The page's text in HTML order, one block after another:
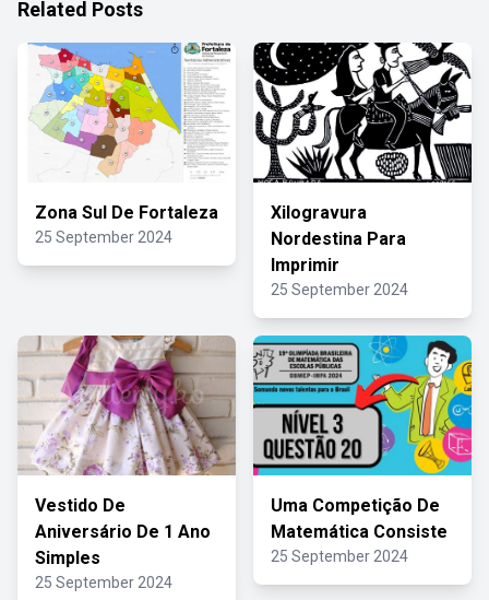
Related Posts
Zona Sul De Fortaleza
25 September 2024
Xilogravura
Nordestina Para
Imprimir
25 September 2024
Vestido De
Aniversário De 1 Ano
Simples
25 September 2024
Uma Competição De
Matemática Consiste
25 September 2024